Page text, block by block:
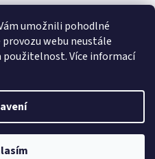
umožnili pohodlné
webu neustále
použitelnost. Více informací
se v současné době může